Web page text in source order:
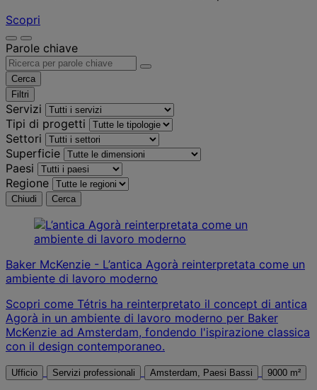
Scopri
Parole chiave
Cerca
Filtri
Servizi
Tipi di progetti
Settori
Superficie
Paesi
Regione
Chiudi Cerca
Baker McKenzie - L’antica Agorà reinterpretata come un
ambiente di lavoro moderno
Scopri come Tétris ha reinterpretato il concept di antica
Agorà in un ambiente di lavoro moderno per Baker
McKenzie ad Amsterdam, fondendo l'ispirazione classica
con il design contemporaneo.
Ufficio Servizi professionali Amsterdam, Paesi Bassi 9000 m²